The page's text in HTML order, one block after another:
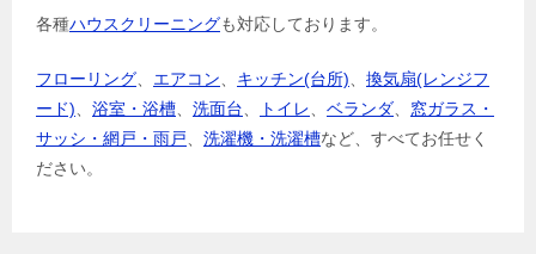
各種ハウスクリーニングも対応しております。
フローリング エアコン キッチン(台所)
換気扇(レンジフ
ード)
浴室・浴槽 洗面台 トイレ ベランダ
窓ガラス・
サッシ・網戸・雨戸
洗濯機・洗濯槽など、すべてお任せく
ださい。